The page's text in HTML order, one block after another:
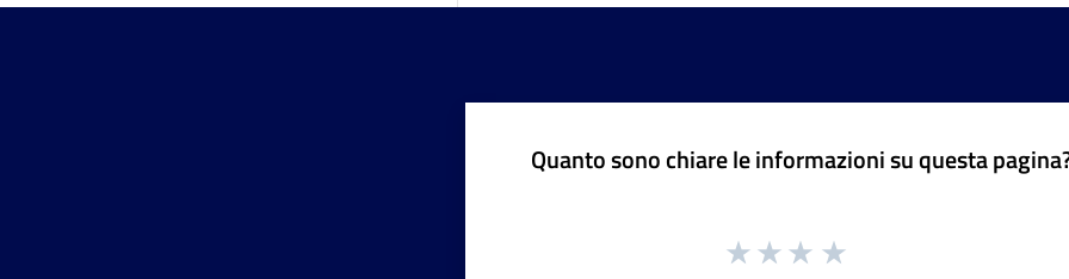
Quanto sono chiare le informazioni su questa